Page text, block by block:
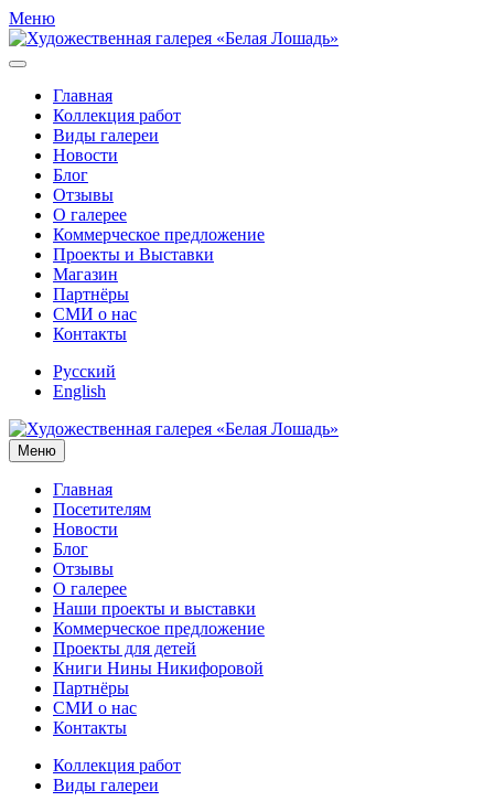
Меню
Главная
Коллекция работ
Виды галереи
Новости
Блог
Отзывы
О галерее
Коммерческое предложение
Проекты и Выставки
Магазин
Партнёры
СМИ о нас
Контакты
Русский
English
Меню
Главная
Посетителям
Новости
Блог
Отзывы
О галерее
Наши проекты и выставки
Коммерческое предложение
Проекты для детей
Книги Нины Никифоровой
Партнёры
СМИ о нас
Контакты
Коллекция работ
Виды галереи